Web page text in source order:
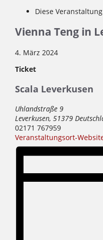
Diese
Vienna Teng in
4. März 2024
Ticket
Scala Leverkusen
Uhlandstraße 9
Leverkusen, 51379
02171 767959
Veranstaltungsort-